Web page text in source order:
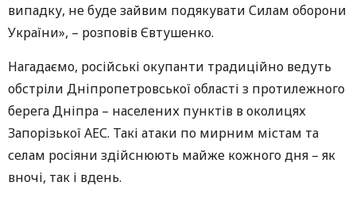
випадку, не буде зайвим подякувати Силам оборони
України», – розповів Євтушенко.
Нагадаємо, російські окупанти традиційно ведуть
обстріли Дніпропетровської області з протилежного
берега Дніпра – населених пунктів в околицях
Запорізької АЕС. Такі атаки по мирним містам та
селам росіяни здійснюють майже кожного дня – як
вночі, так і вдень.